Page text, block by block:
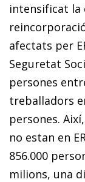
intensificat la
afectats per
Seguretat
persones
treballadors
persones.
no estan en
856.000
milions, una